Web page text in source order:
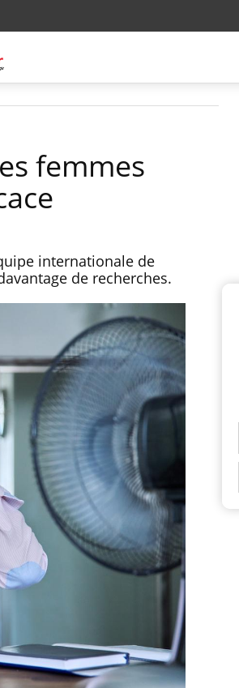
femmes
internationale de
de recherches.
Le smartphone nuit-il à
l'apprentissage de la
lecture ?
Mordue par une tique en
vacances, elle reste dans
le coma pendant 42 jours
Mordue par un
barracuda, une petite fille
secourue grâce à un
réflexe essentiel